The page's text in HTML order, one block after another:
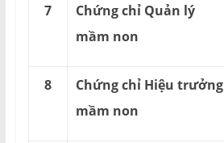
7
Chứng chỉ Quản lý
mầm non
8
Chứng chỉ Hiệu trưởng
mầm non